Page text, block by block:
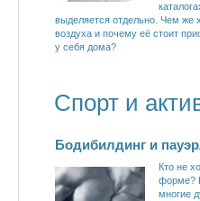
выделяется отдельно. Чем же
воздуха и почему её стоит
у себя дома?
Спорт и
Бодибилдинг и
Кто не
форме?
многие